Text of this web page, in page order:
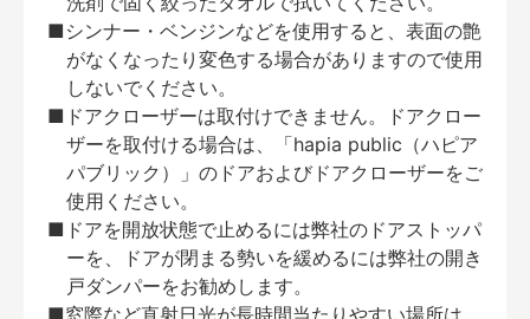
■シンナー・ベンジンなどを使用すると、表面の艶
がなくなったり変色する場合がありますので使用
しないでください。
■ドアクローザーは取付けできません。ドアクロー
ザーを取付ける場合は、「hapia public（ハピア
パブリック）」のドアおよびドアクローザーをご
使用ください。
■ドアを開放状態で止めるには弊社のドアストッパ
ーを、ドアが閉まる勢いを緩めるには弊社の開き
戸ダンパーをお勧めします。